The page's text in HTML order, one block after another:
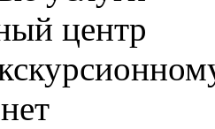
центр